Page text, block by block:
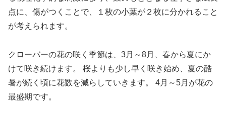
点に、傷がつくことで、１枚の小葉が２枚に分かれること
が考えられます。
クローバーの花の咲く季節は、3月～8月、春から夏にか
けて咲き続けます。 桜よりも少し早く咲き始め、夏の酷
暑が続く頃に花数を減らしていきます。 4月～5月が花の
最盛期です。